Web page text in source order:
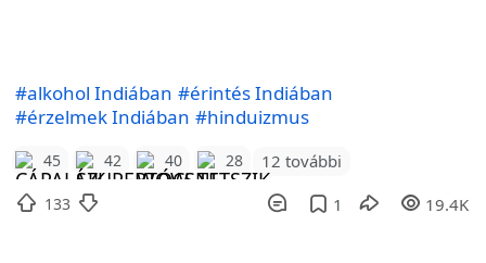
#alkohol Indiában #érintés Indiában
#érzelmek Indiában #hinduizmus
45 42 40 28 12 további
133 1 19.4K